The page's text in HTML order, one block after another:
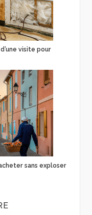
visite pour
sans exploser